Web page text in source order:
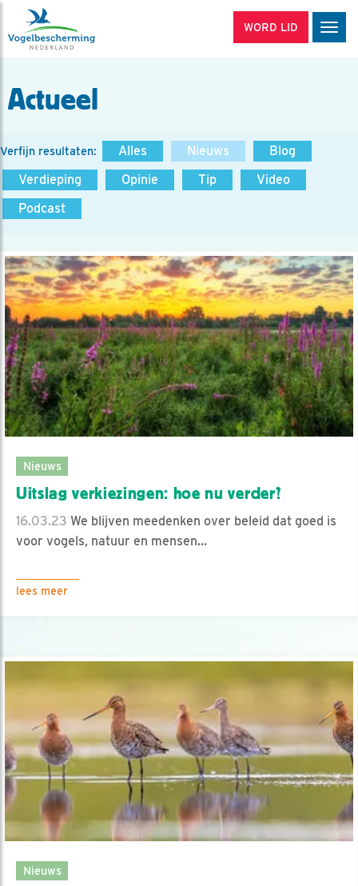
WORD LID
Actueel
Verfijn resultaten: Alles Nieuws
Blog
Verdieping
Opinie Tip
Video
Podcast
Nieuws
Uitslag verkiezingen: hoe nu verder?
16.03.23 We blijven meedenken over beleid dat goed is
voor vogels, natuur en mensen...
lees meer
Nieuws